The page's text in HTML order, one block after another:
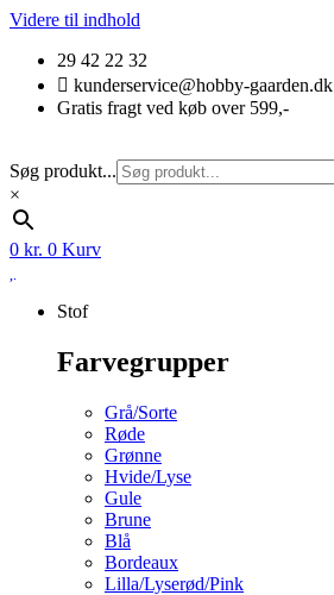
Videre til indhold
29 42 22 32
kunderservice@hobby-gaarden.dk
Gratis fragt ved køb over 599,-
Søg produkt...
×
0 kr. 0 Kurv
Stof
Farvegrupper
Grå/Sorte
Røde
Grønne
Hvide/Lyse
Gule
Brune
Blå
Bordeaux
Lilla/Lyserød/Pink